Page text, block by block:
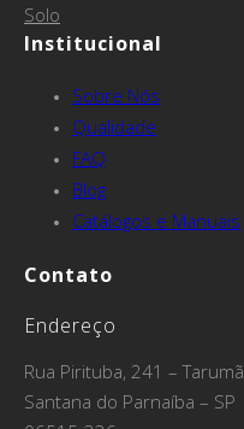
Solo
Institucional
Sobre Nós
Qualidade
FAQ
Blog
Catálogos e Manuais
Contato
Endereço
Rua Pirituba, 241 – Tarumã
Santana do Parnaíba – SP